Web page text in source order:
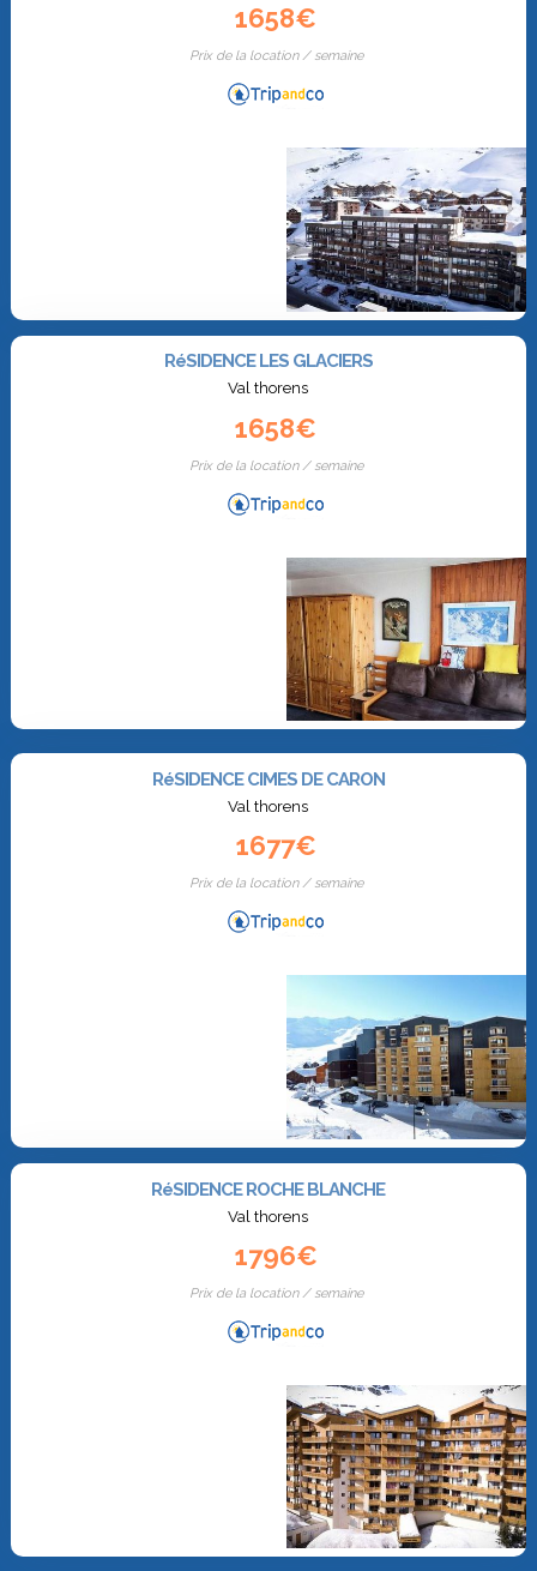
1658€
Prix de la location / semaine
RéSIDENCE LES GLACIERS
Val thorens
1658€
Prix de la location / semaine
RéSIDENCE CIMES DE CARON
Val thorens
1677€
Prix de la location / semaine
RéSIDENCE ROCHE BLANCHE
Val thorens
1796€
Prix de la location / semaine